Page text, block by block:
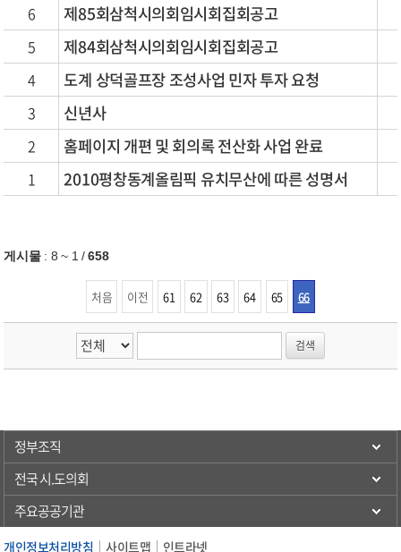
6
제85회삼척시의회임시회집회공고
5
제84회삼척시의회임시회집회공고
4
도계 상덕골프장 조성사업 민자 투자 요청
3
신년사
2
홈페이지 개편 및 회의록 전산화 사업 완료
1
2010평창동계올림픽 유치무산에 따른 성명서
게시물: 8 ~ 1 /658
처음 이전 61 62 63 64 65 66
정부조직
전국 시.도의회
주요공공기관
개인정보처리방침 사이트맵 인트라넷